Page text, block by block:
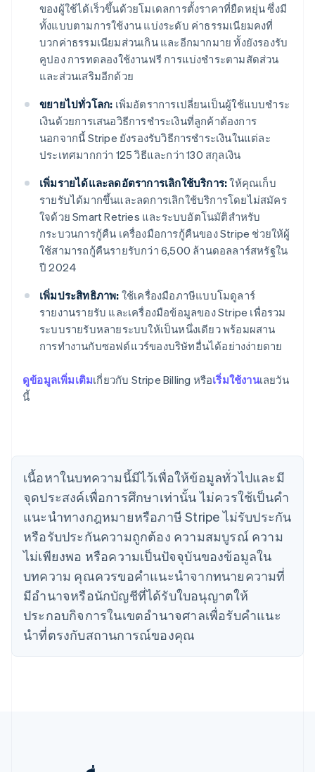
ของผู้ใช้ได้เร็วขึ้นด้วยโมเดลการตั้งราคาที่ยืดหยุ่น ซึ่งมี
ทั้งแบบตามการใช้งาน แบ่งระดับ ค่าธรรมเนียมคงที่
บวกค่าธรรมเนียมส่วนเกิน และอีกมากมาย ทั้งยังรองรับ
คูปอง การทดลองใช้งานฟรี การแบ่งชำระตามสัดส่วน
และส่วนเสริมอีกด้วย
ขยายไปทั่วโลก: เพิ่มอัตราการเปลี่ยนเป็นผู้ใช้แบบชำระ
เงินด้วยการเสนอวิธีการชำระเงินที่ลูกค้าต้องการ
นอกจากนี้ Stripe ยังรองรับวิธีการชำระเงินในแต่ละ
ประเทศมากกว่า 125 วิธีและกว่า 130 สกุลเงิน
เพิ่มรายได้และลดอัตราการเลิกใช้บริการ:ให้คุณเก็บ
รายรับได้มากขึ้นและลดการเลิกใช้บริการโดยไม่สมัคร
ใจด้วย Smart Retries และระบบอัตโนมัติสำหรับ
กระบวนการกู้คืน เครื่องมือการกู้คืนของ Stripe ช่วยให้ผู้
ใช้สามารถกู้คืนรายรับกว่า 6,500 ล้านดอลลาร์สหรัฐใน
ปี 2024
เพิ่มประสิทธิภาพ: ใช้เครื่องมือภาษีแบบโมดูลาร์
รายงานรายรับ และเครื่องมือข้อมูลของ Stripe เพื่อรวม
ระบบรายรับหลายระบบให้เป็นหนึ่งเดียว พร้อมผสาน
การทำงานกับซอฟต์แวร์ของบริษัทอื่นได้อย่างง่ายดาย
ดูข้อมูลเพิ่มเติมเกี่ยวกับ Stripe Billing หรือเริ่มใช้งานเลยวัน
นี้
เนื้อหาในบทความนี้มีไว้เพื่อให้ข้อมูลทั่วไปและมี
จุดประสงค์เพื่อการศึกษาเท่านั้น ไม่ควรใช้เป็นคํา
แนะนําทางกฎหมายหรือภาษี Stripe ไม่รับประกัน
หรือรับประกันความถูกต้อง ความสมบูรณ์ ความ
ไม่เพียงพอ หรือความเป็นปัจจุบันของข้อมูลใน
บทความ คุณควรขอคําแนะนําจากทนายความที่
มีอํานาจหรือนักบัญชีที่ได้รับใบอนุญาตให้
ประกอบกิจการในเขตอํานาจศาลเพื่อรับคําแนะ
นําที่ตรงกับสถานการณ์ของคุณ
กรีซ
EnglishFrançais
โครเอเชีย
EnglishItaliano
จีนแผ่นดินใหญ่
简体中文
ไซปรัส
English
ญี่ปุ่น
เดนมาร์ก
English
ไทย
ไทยEnglish
นอร์เวย์